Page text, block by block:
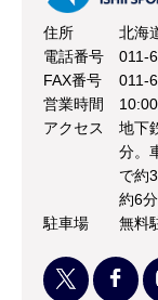
住所
北海
電話番号
011-
FAX番号
011-
営業時間
アクセス
地下
分。
で約
約6分
駐車場
無料